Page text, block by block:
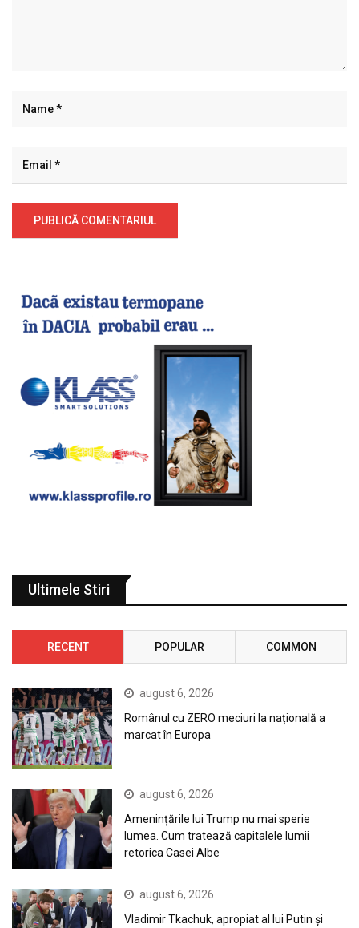
Ultimele Stiri
RECENT POPULAR COMMON
august 6, 2026
Românul cu ZERO meciuri la națională a
marcat în Europa
august 6, 2026
Amenințările lui Trump nu mai sperie
lumea. Cum tratează capitalele lumii
retorica Casei Albe
august 6, 2026
Vladimir Tkachuk, apropiat al lui Putin și